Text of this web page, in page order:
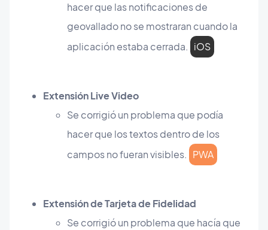
hacer que las notificaciones de
geovallado no se mostraran cuando la
aplicación estaba cerrada. iOS
Extensión Live Video
Se corrigió un problema que podía
hacer que los textos dentro de los
campos no fueran visibles. PWA
Extensión de Tarjeta de Fidelidad
Se corrigió un problema que hacía que